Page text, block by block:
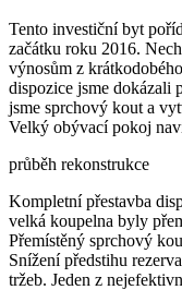
Tento investiční byt
začátku roku 2016.
výnosům z
dispozice jsme dokázali
jsme sprchový kout a
Velký obývací pokoj
průběh rekonstrukce
Kompletní přestavba
velká koupelna byly
Přemístěný sprchový
Snížení předstihu
tržeb. Jeden z